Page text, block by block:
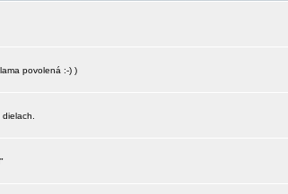
povolená :-) )